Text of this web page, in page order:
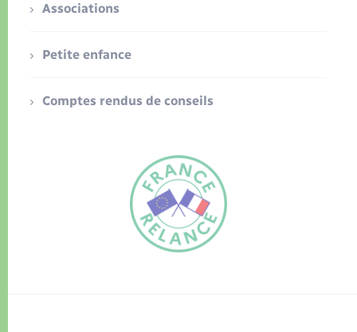
Associations
Petite enfance
Comptes rendus de conseils